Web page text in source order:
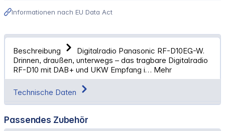
Informationen nach EU Data Act
Beschreibung
Digitalradio Panasonic RF-D10EG-W.
Drinnen, draußen, unterwegs – das tragbare Digitalradio
RF-D10 mit DAB+ und UKW Empfang i… Mehr
Technische Daten
Passendes Zubehör